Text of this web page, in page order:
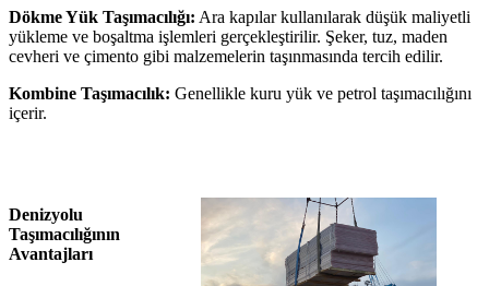
Dökme Yük Taşımacılığı: Ara kapılar kullanılarak düşük maliyetli
yükleme ve boşaltma işlemleri gerçekleştirilir. Şeker, tuz, maden
cevheri ve çimento gibi malzemelerin taşınmasında tercih edilir.
Kombine Taşımacılık: Genellikle kuru yük ve petrol taşımacılığını
içerir.
Denizyolu
Taşımacılığının
Avantajları